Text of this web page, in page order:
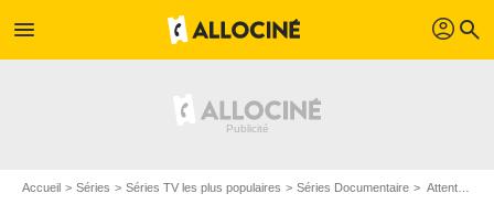
menu profil search
Accueil Séries Séries TV les plus populaires Séries Documentaire Attentat de Boston : Le marathon et la traque